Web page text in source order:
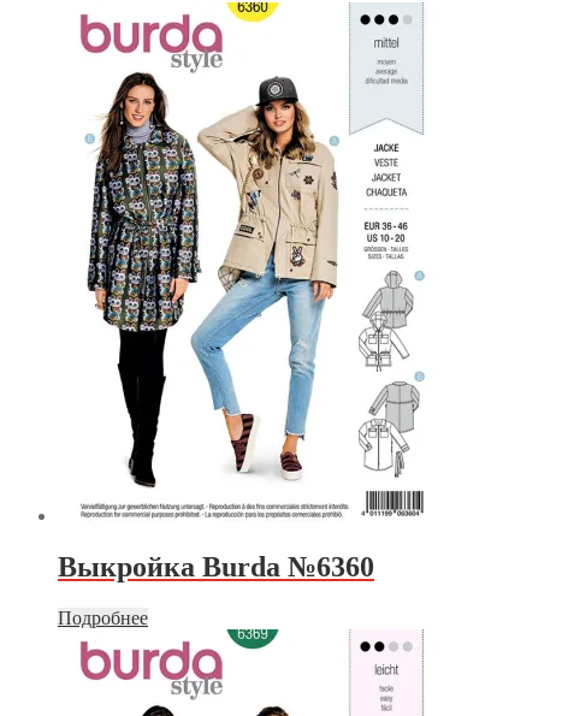
Выкройка Burda №6360
Подробнее